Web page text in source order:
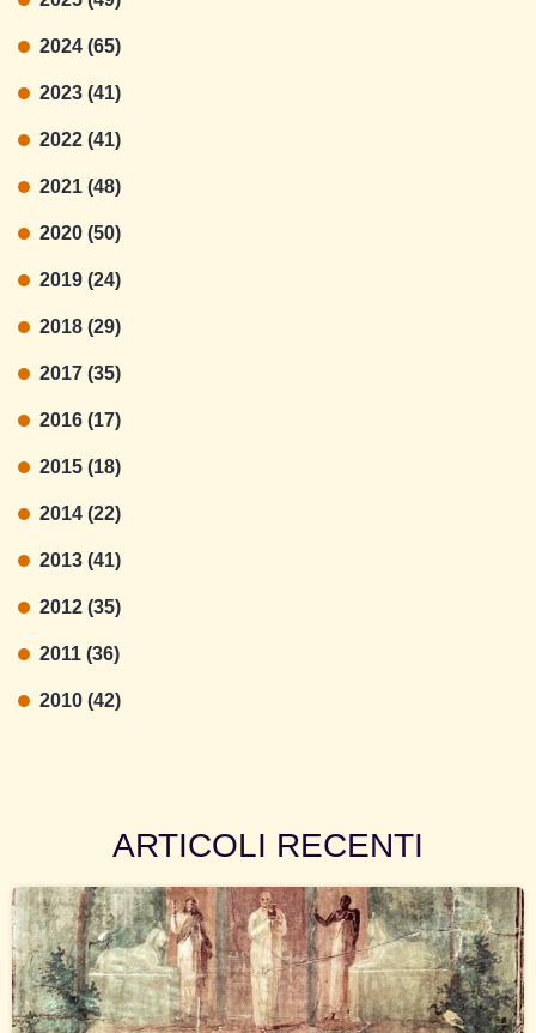
2024 (65)
2023 (41)
2022 (41)
2021 (48)
2020 (50)
2019 (24)
2018 (29)
2017 (35)
2016 (17)
2015 (18)
2014 (22)
2013 (41)
2012 (35)
2011 (36)
2010 (42)
ARTICOLI RECENTI